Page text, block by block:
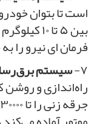
است تا بتوان
بین ۵ تا
فرمان ای نیرو را به حدود ۳۰گرم
۷- سیستم
راه‌اندازی و